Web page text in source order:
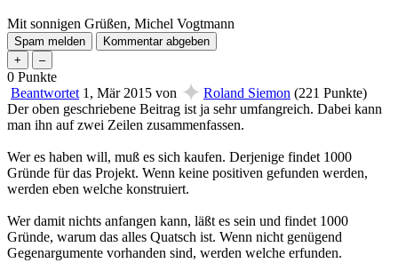
Mit sonnigen Grüßen, Michel Vogtmann
0 Punkte
Beantwortet 1, Mär 2015 von ✦ Roland Siemon (221 Punkte)
Der oben geschriebene Beitrag ist ja sehr umfangreich. Dabei kann
man ihn auf zwei Zeilen zusammenfassen.
Wer es haben will, muß es sich kaufen. Derjenige findet 1000
Gründe für das Projekt. Wenn keine positiven gefunden werden,
werden eben welche konstruiert.
Wer damit nichts anfangen kann, läßt es sein und findet 1000
Gründe, warum das alles Quatsch ist. Wenn nicht genügend
Gegenargumente vorhanden sind, werden welche erfunden.